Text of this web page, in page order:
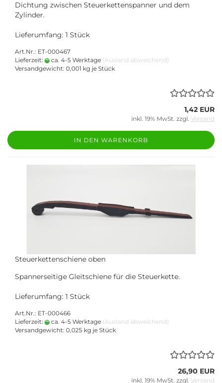
Dichtung zwischen Steuerkettenspanner und dem
Zylinder.
Lieferumfang: 1 Stück
Art.Nr.: ET-000467
Lieferzeit:
ca. 4-5 Werktage (Ausland abweichend)
Versandgewicht: 0,001 kg je Stück
1,42 EUR
inkl. 19% MwSt. zzgl. Versand
IN DEN WARENKORB
Steuerkettenschiene oben
Spannerseitige Gleitschiene für die Steuerkette.
Lieferumfang: 1 Stück
Art.Nr.: ET-000466
Lieferzeit:
ca. 4-5 Werktage (Ausland abweichend)
Versandgewicht: 0,025 kg je Stück
26,90 EUR
inkl. 19% MwSt. zzgl. Versand